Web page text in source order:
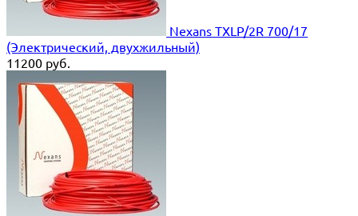
Nexans TXLP/2R 700/17
(Электрический, двухжильный)
11200 руб.